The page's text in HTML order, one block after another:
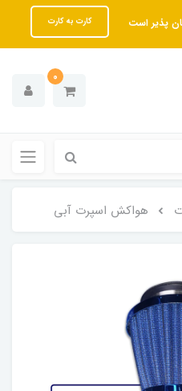
پذیر است کارت به کارت
0
هواکش اسپرت آبی